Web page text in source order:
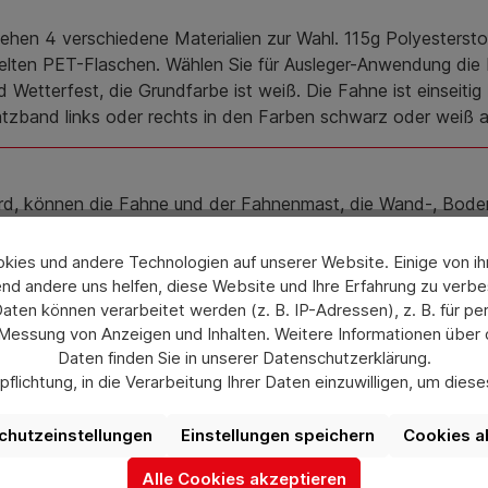
4 verschiedene Materialien zur Wahl. 115g
PET-Flaschen. Wählen Sie für Ausleger-Anwendung
die Grundfarbe ist weiß. Die Fahne ist
links oder rechts in den Farben schwarz oder weiß
können die Fahne und der Fahnenmast, die Wand-,
ab Windstärke 7 (= 50-61 km/h).Die Nichtbeachtung
2 Kunststoff-Karabinern je Konfektionierung
und andere Technologien auf unserer Website. Einige von
andere uns helfen, diese Website und Ihre Erfahrung zu
können verarbeitet werden (z. B. IP-Adressen), z. B. für
von Anzeigen und Inhalten. Weitere Informationen über
Daten finden Sie in unserer Datenschutzerklärung.
in die Verarbeitung Ihrer Daten einzuwilligen, um
individueller Einstellungen möglicherweise nicht alle
verfügbar sind.
Cookies
Einstellungen speichern
Alle Cookies akzeptieren